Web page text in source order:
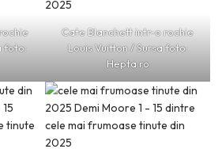
foto:
Cate Blanchett intr-o rochie
Louis Vuitton / Sursa foto:
Hepta.ro